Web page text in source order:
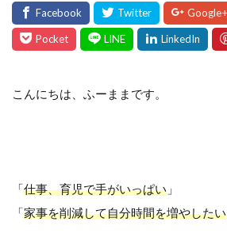
こんにちは、ふーままです。
「仕事、育児で手がいっぱい 」
「家事を削減して自分時間を増やしたい